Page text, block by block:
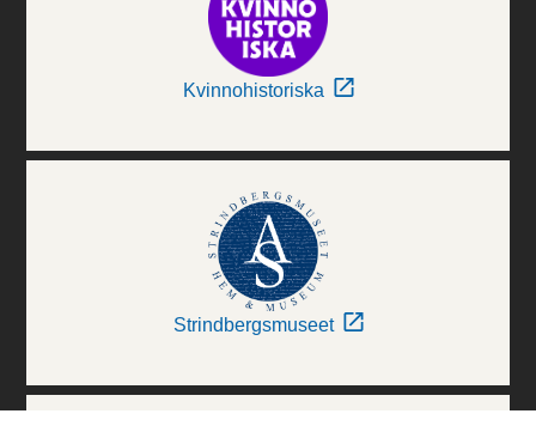
Kvinnohistoriska
Strindbergsmuseet